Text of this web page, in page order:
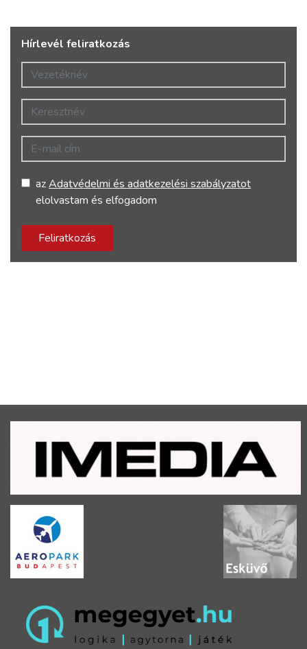
Hírlevél feliratkozás
Vezetéknév
Keresztnév
E-mail cím
azAdatvédelmi és adatkezelési szabályzatot
elolvastam és elfogadom
Feliratkozás